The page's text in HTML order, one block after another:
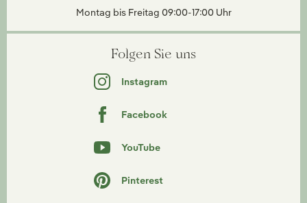
Montag bis Freitag 09:00-17:00 Uhr
Folgen Sie uns
Instagram
Facebook
YouTube
Pinterest